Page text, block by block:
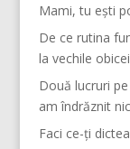
Mami, tu ești
De ce rutina
la vechile
Două lucruri
am îndrăznit
Faci ce-ți